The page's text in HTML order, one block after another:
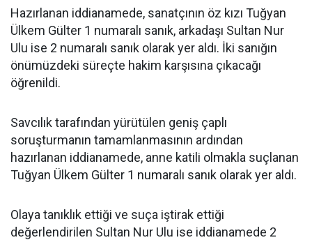
Hazırlanan iddianamede, sanatçının öz kızı Tuğyan
Ülkem Gülter 1 numaralı sanık, arkadaşı Sultan Nur
Ulu ise 2 numaralı sanık olarak yer aldı. İki sanığın
önümüzdeki süreçte hakim karşısına çıkacağı
öğrenildi.
Savcılık tarafından yürütülen geniş çaplı
soruşturmanın tamamlanmasının ardından
hazırlanan iddianamede, anne katili olmakla suçlanan
Tuğyan Ülkem Gülter 1 numaralı sanık olarak yer aldı.
Olaya tanıklık ettiği ve suça iştirak ettiği
değerlendirilen Sultan Nur Ulu ise iddianamede 2